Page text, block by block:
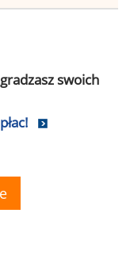
swoich